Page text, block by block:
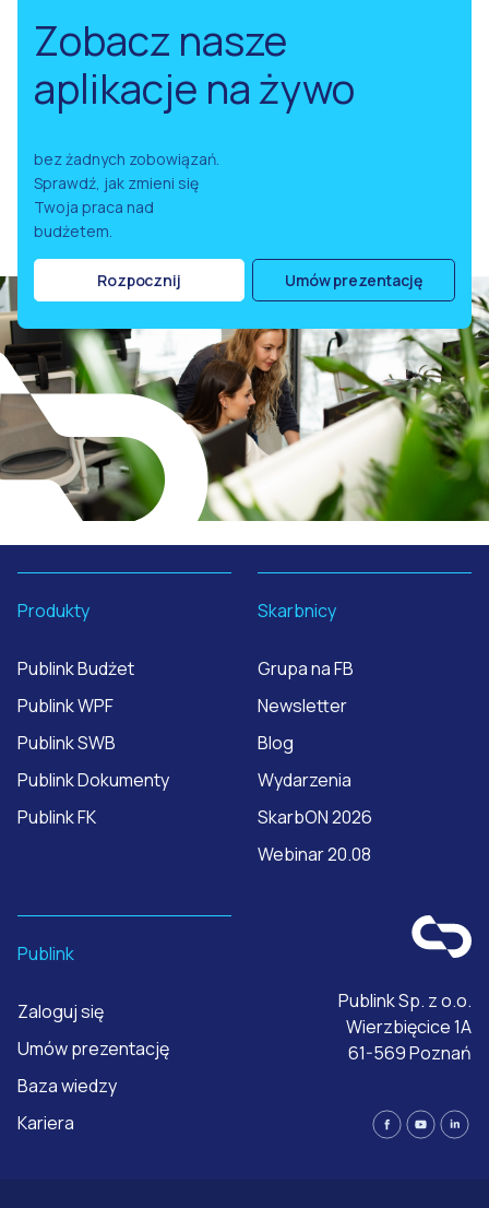
Zobacz nasze
aplikacje na żywo
bez żadnych zobowiązań.
Sprawdź, jak zmieni się
Twoja praca nad
budżetem.
Rozpocznij Umów prezentację
Produkty
Publink Budżet
Publink WPF
Publink SWB
Publink Dokumenty
Publink FK
Skarbnicy
Grupa na FB
Newsletter
Blog
Wydarzenia
SkarbON 2026
Webinar 20.08
Publink
Zaloguj się
Umów prezentację
Baza wiedzy
Kariera
Publink Sp. z o.o.
Wierzbięcice 1A
61-569 Poznań